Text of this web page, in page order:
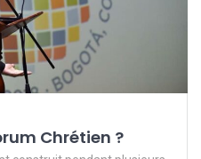
Chrétien ?